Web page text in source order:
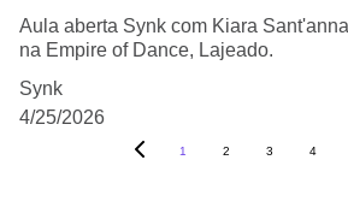
Aula aberta Synk com Kiara
na Empire of Dance, Lajeado.
Synk
4/25/2026
1 2 3 4